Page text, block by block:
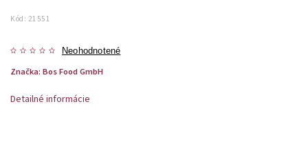
Kód: 21551
Neohodnotené
Značka: Bos Food GmbH
Detailné informácie